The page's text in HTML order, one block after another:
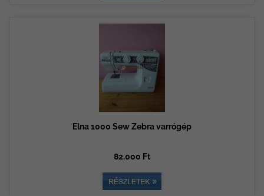
Elna 1000 Sew Zebra varrógép
82.000 Ft